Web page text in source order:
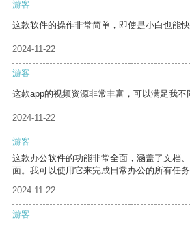
游客
这款软件的操作非常简单，即使是小白也能快
2024-11-22
游客
这款app的视频资源非常丰富，可以满足我不
2024-11-22
游客
这款办公软件的功能非常全面，涵盖了文档
面。我可以使用它来完成日常办公的所有任务
2024-11-22
游客